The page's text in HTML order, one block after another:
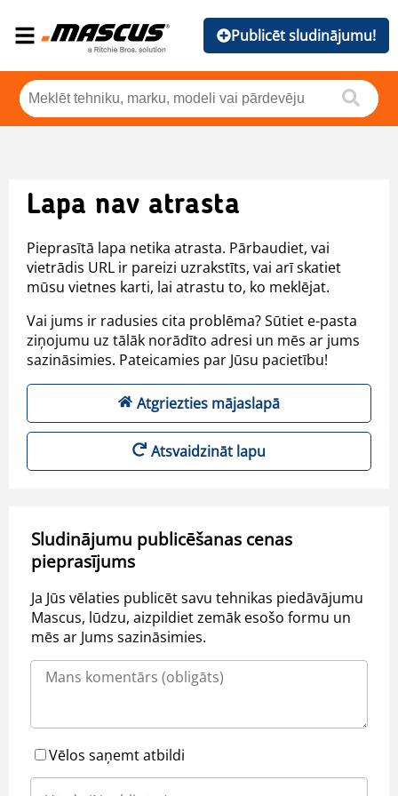
Publicēt sludinājumu!
Lapa nav atrasta
Pieprasītā lapa netika atrasta. Pārbaudiet, vai
vietrādis URL ir pareizi uzrakstīts, vai arī skatiet
mūsu vietnes karti, lai atrastu to, ko meklējat.
Vai jums ir radusies cita problēma? Sūtiet e-pasta
ziņojumu uz tālāk norādīto adresi un mēs ar jums
sazināsimies. Pateicamies par Jūsu pacietību!
Atgriezties mājaslapā
Atsvaidzināt lapu
Sludinājumu publicēšanas cenas
pieprasījums
Ja Jūs vēlaties publicēt savu tehnikas piedāvājumu
Mascus, lūdzu, aizpildiet zemāk esošo formu un
mēs ar Jums sazināsimies.
Vēlos saņemt atbildi